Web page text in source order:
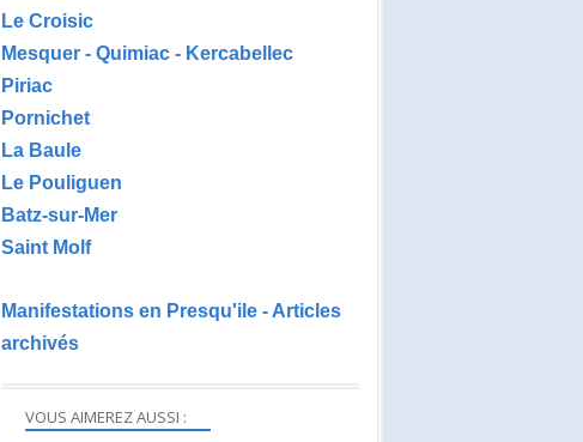
VOUS AIMEREZ AUSSI :
Le Croisic
Mesquer - Quimiac - Kercabellec
Piriac
Pornichet
La Baule
Le Pouliguen
Batz-sur-Mer
Saint Molf
Manifestations en Presqu'ile - Articles
archivés